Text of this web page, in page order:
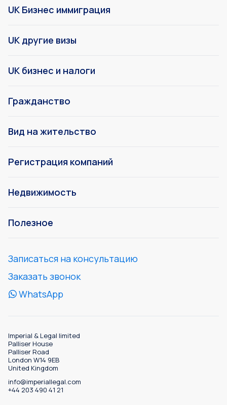
UK Бизнес иммиграция
UK другие визы
UK бизнес и налоги
Гражданство
Вид на жительство
Регистрация компаний
Недвижимость
Полезное
Записаться на консультацию
Заказать звонок
WhatsApp
Imperial & Legal limited
Palliser House
Palliser Road
London W14 9EB
United Kingdom
info@imperiallegal.com
+44 203 490 41 21